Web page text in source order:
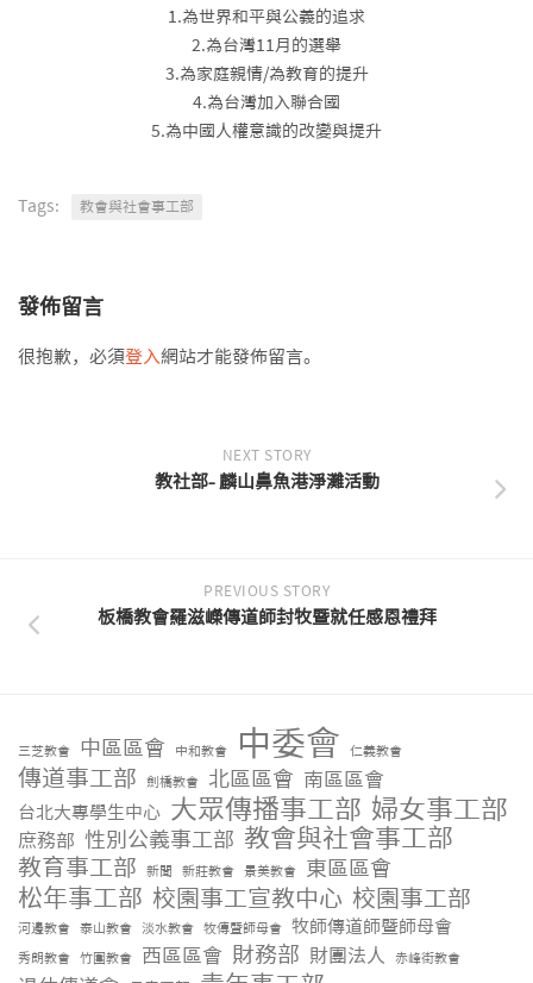
1.為世界和平與公義的追求
2.為台灣11月的選舉
3.為家庭親情/為教育的提升
4.為台灣加入聯合國
5.為中國人權意識的改變與提升
Tags: 教會與社會事工部
發佈留言
很抱歉，必須登入網站才能發佈留言。
NEXT STORY
教社部- 麟山鼻魚港淨灘活動
PREVIOUS STORY
板橋教會羅滋嶸傳道師封牧暨就任感恩禮拜
三芝教會 中區區會 中和教會 中委會 仁義教會
傳道事工部 劍橋教會 北區區會 南區區會
台北大專學生中心 大眾傳播事工部 婦女事工部
庶務部 性別公義事工部 教會與社會事工部
教育事工部 新聞 新莊教會 景美教會 東區區會
松年事工部 校園事工宣教中心 校園事工部
河邊教會 泰山教會 淡水教會 牧傳暨師母會 牧師傳道師暨師母會
秀朗教會 竹圍教會 西區區會 財務部 財團法人 赤峰街教會